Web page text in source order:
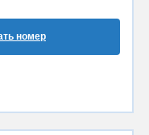
номер